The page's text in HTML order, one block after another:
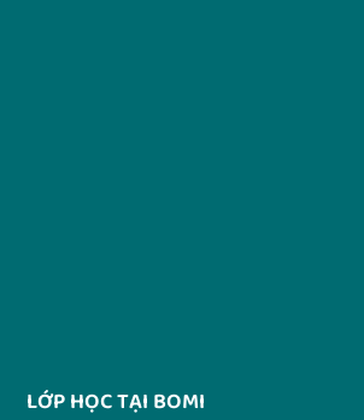
LỚP HỌC TẠI BOMI